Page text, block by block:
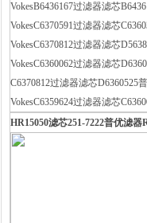
VokesB6436167过滤器滤芯
VokesC6370591过滤器滤芯
VokesC6370812过滤器滤芯
VokesC6360062过滤器滤芯
C6370812过滤器滤芯D6360525
VokesC6359624过滤器滤芯
HR15050滤芯251-7222普优滤器